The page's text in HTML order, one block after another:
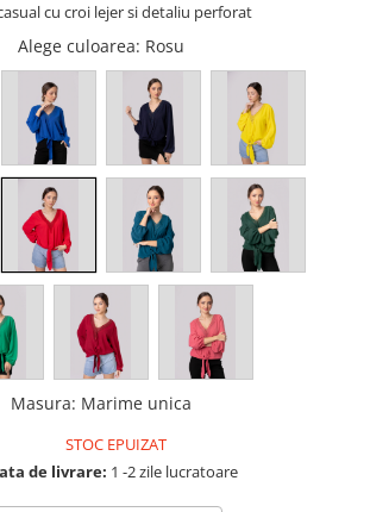
cu croi lejer si detaliu perforat
Alege culoarea: Rosu
Masura: Marime unica
STOC EPUIZAT
de livrare: 1 -2 zile lucratoare